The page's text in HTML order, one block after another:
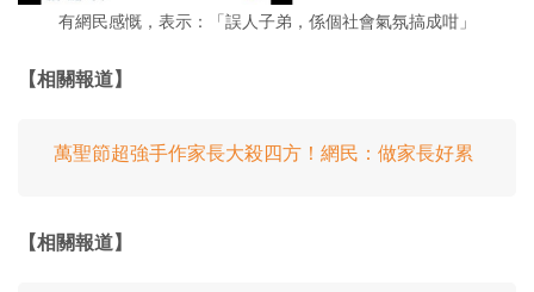
有網民感慨，表示：「誤人子弟，係個社會氣氛搞成咁」
【相關報道】
萬聖節超強手作家長大殺四方！網民：做家長好累
【相關報道】